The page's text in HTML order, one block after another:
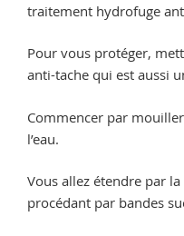
traitement hydrofuge
Pour vous protéger,
anti-tache qui est aussi
Commencer par
l’eau.
Vous allez étendre par
procédant par bandes